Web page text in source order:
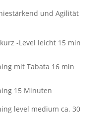
und Agilität
-Level leicht 15 min
mit Tabata 16 min
15 Minuten
level medium ca. 30